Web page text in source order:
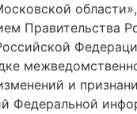
Правительства
и
Федеральной